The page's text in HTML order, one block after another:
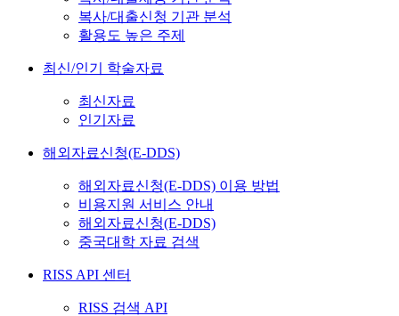
복사/대출신청 기관 분석
활용도 높은 주제
최신/인기 학술자료
최신자료
인기자료
해외자료신청(E-DDS)
해외자료신청(E-DDS) 이용 방법
비용지원 서비스 안내
해외자료신청(E-DDS)
중국대학 자료 검색
RISS API 센터
RISS 검색 API